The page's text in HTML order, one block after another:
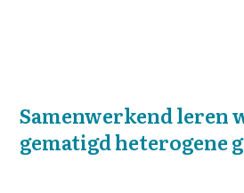
Samenwerkend leren
gematigd heterogene